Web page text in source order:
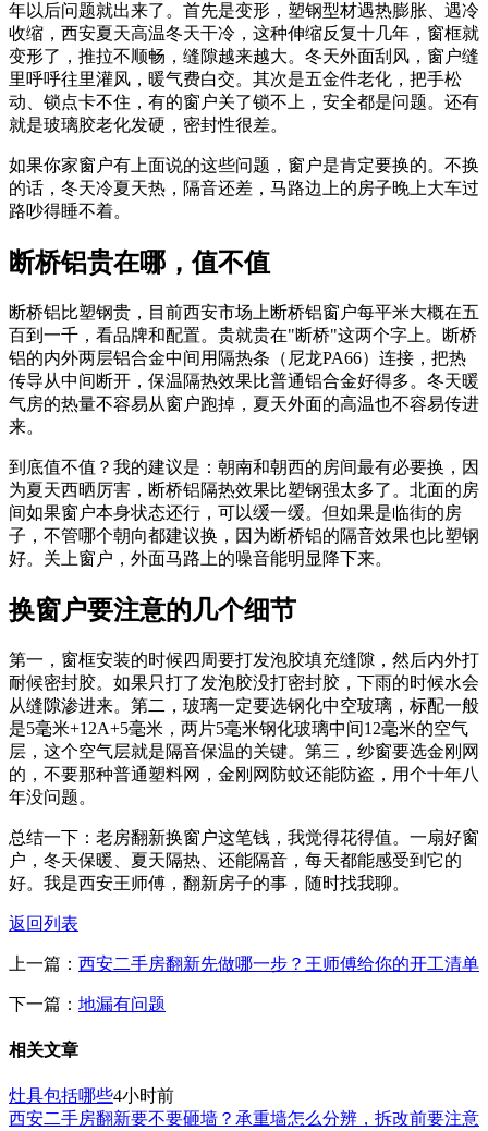
年以后问题就出来了。首先是变形，塑钢型材遇热膨胀、遇冷
收缩，西安夏天高温冬天干冷，这种伸缩反复十几年，窗框就
变形了，推拉不顺畅，缝隙越来越大。冬天外面刮风，窗户缝
里呼呼往里灌风，暖气费白交。其次是五金件老化，把手松
动、锁点卡不住，有的窗户关了锁不上，安全都是问题。还有
就是玻璃胶老化发硬，密封性很差。
如果你家窗户有上面说的这些问题，窗户是肯定要换的。不换
的话，冬天冷夏天热，隔音还差，马路边上的房子晚上大车过
路吵得睡不着。
断桥铝贵在哪，值不值
断桥铝比塑钢贵，目前西安市场上断桥铝窗户每平米大概在五
百到一千，看品牌和配置。贵就贵在"断桥"这两个字上。断桥
铝的内外两层铝合金中间用隔热条（尼龙PA66）连接，把热
传导从中间断开，保温隔热效果比普通铝合金好得多。冬天暖
气房的热量不容易从窗户跑掉，夏天外面的高温也不容易传进
来。
到底值不值？我的建议是：朝南和朝西的房间最有必要换，因
为夏天西晒厉害，断桥铝隔热效果比塑钢强太多了。北面的房
间如果窗户本身状态还行，可以缓一缓。但如果是临街的房
子，不管哪个朝向都建议换，因为断桥铝的隔音效果也比塑钢
好。关上窗户，外面马路上的噪音能明显降下来。
换窗户要注意的几个细节
第一，窗框安装的时候四周要打发泡胶填充缝隙，然后内外打
耐候密封胶。如果只打了发泡胶没打密封胶，下雨的时候水会
从缝隙渗进来。第二，玻璃一定要选钢化中空玻璃，标配一般
是5毫米+12A+5毫米，两片5毫米钢化玻璃中间12毫米的空气
层，这个空气层就是隔音保温的关键。第三，纱窗要选金刚网
的，不要那种普通塑料网，金刚网防蚊还能防盗，用个十年八
年没问题。
总结一下：老房翻新换窗户这笔钱，我觉得花得值。一扇好窗
户，冬天保暖、夏天隔热、还能隔音，每天都能感受到它的
好。我是西安王师傅，翻新房子的事，随时找我聊。
返回列表
上一篇： 西安二手房翻新先做哪一步？王师傅给你的开工清单
下一篇： 地漏有问题
相关文章
灶具包括哪些4小时前
西安二手房翻新要不要砸墙？承重墙怎么分辨，拆改前要注意